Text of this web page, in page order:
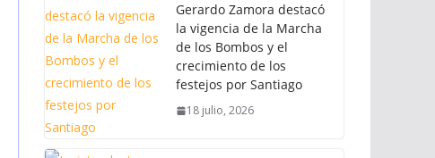
Gerardo Zamora destacó
la vigencia de la Marcha
de los Bombos y el
crecimiento de los
festejos por Santiago
18 julio, 2026